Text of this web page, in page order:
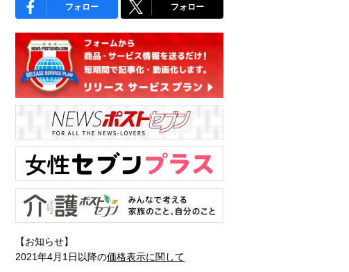
フォロー フォロー
【お知らせ】
2021年4月1日以降の価格表示に関して